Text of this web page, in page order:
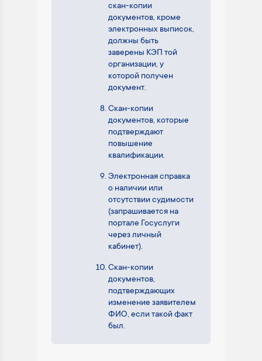
скан-копии
документов, кроме
электронных выписок,
должны быть
заверены КЭП той
организации, у
которой получен
документ.
Скан-копии
документов, которые
подтверждают
повышение
квалификации.
Электронная справка
о наличии или
отсутствии судимости
(запрашивается на
портале Госуслуги
через личный
кабинет).
Скан-копии
документов,
подтверждающих
изменение заявителем
ФИО, если такой факт
был.